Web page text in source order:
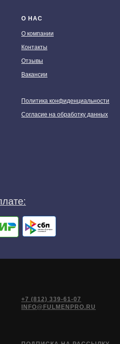
О НАС
О компании
Контакты
Отзывы
Вакансии
Политика конфиденциальности
Согласие на обработку данных
+7 (812) 339-61-07
INFO@FULMENPRO.RU